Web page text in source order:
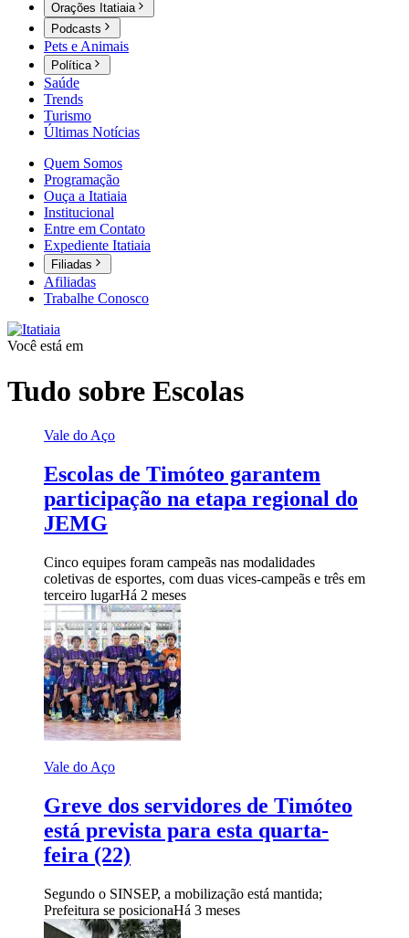
Orações Itatiaia
Podcasts
Pets e Animais
Política
Saúde
Trends
Turismo
Últimas Notícias
Quem Somos
Programação
Ouça a Itatiaia
Institucional
Entre em Contato
Expediente Itatiaia
Filiadas
Afiliadas
Trabalhe Conosco
Você está em
Tudo sobre Escolas
Vale do Aço
Escolas de Timóteo garantem
participação na etapa regional do
JEMG
Cinco equipes foram campeãs nas modalidades
coletivas de esportes, com duas vices-campeãs e três em
terceiro lugarHá 2 meses
Vale do Aço
Greve dos servidores de Timóteo
está prevista para esta quarta-
feira (22)
Segundo o SINSEP, a mobilização está mantida;
Prefeitura se posicionaHá 3 meses